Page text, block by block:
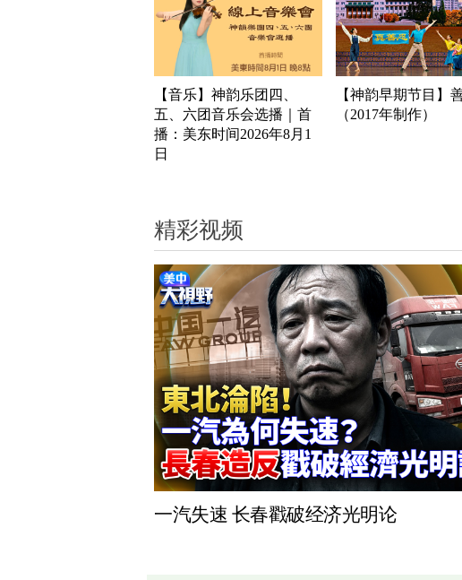
【音乐】神韵乐团四、
五、六团音乐会选播｜首
播：美东时间2026年8月1
日
【神韵早期节目】
（2017年制作）
精彩视频
一汽失速 长春戳破经济光明论